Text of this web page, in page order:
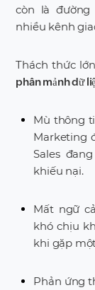
còn là
nhiều kênh
Thách thức
phân mảnh dữ
Mù thông
Marketing
Sales
khiếu nại.
Mất ngữ
khó chịu
khi gặp
Phản ứng